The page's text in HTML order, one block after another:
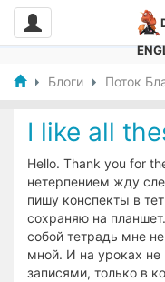
Блоги Поток
I like all
Hello. Thank you for
нетерпением жду
пишу конспекты в
сохраняю на
собой тетрадь мне
мной. И на уроках не
записями, только в